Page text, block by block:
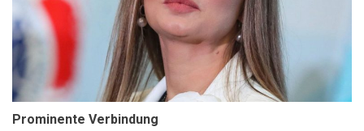
Prominente Verbindung